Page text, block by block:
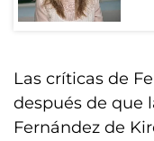
Las críticas de
después de que
Fernández de